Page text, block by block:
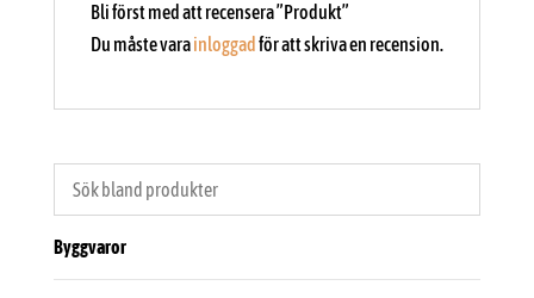
Bli först med att recensera ”Produkt”
Du måste varainloggad för att skriva en recension.
Byggvaror